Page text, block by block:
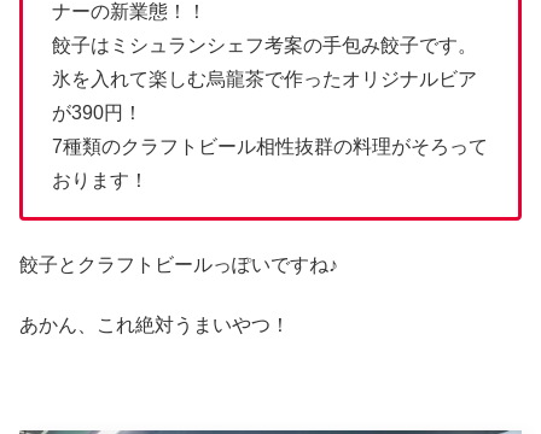
ナーの新業態！！
餃子はミシュランシェフ考案の手包み餃子です。
氷を入れて楽しむ烏龍茶で作ったオリジナルビア
が390円！
7種類のクラフトビール相性抜群の料理がそろって
おります！
餃子とクラフトビールっぽいですね♪
あかん、これ絶対うまいやつ！